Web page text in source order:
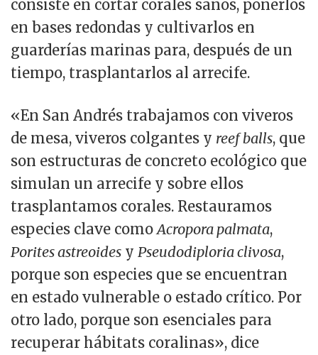
consiste en cortar corales sanos, ponerlos
en bases redondas y cultivarlos en
guarderías marinas para, después de un
tiempo, trasplantarlos al arrecife.
«En San Andrés trabajamos con viveros
de mesa, viveros colgantes y reef balls, que
son estructuras de concreto ecológico que
simulan un arrecife y sobre ellos
trasplantamos corales. Restauramos
especies clave comoAcropora palmata,
Porites astreoides y Pseudodiploria clivosa,
porque son especies que se encuentran
en estado vulnerable o estado crítico. Por
otro lado, porque son esenciales para
recuperar hábitats coralinas», dice